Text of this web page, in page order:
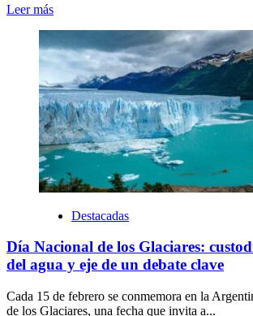
Leer más
Destacadas
Día Nacional de los Glaciares:
del agua y eje de un debate clave
Cada 15 de febrero se conmemora en la
de los Glaciares, una fecha que invita a...